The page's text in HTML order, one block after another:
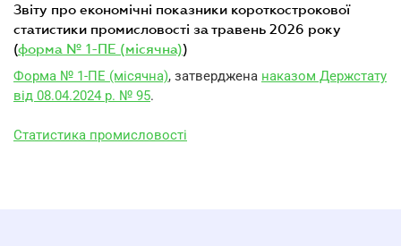
звіту про економічні показники короткострокової
статистики промисловості за травень 2026 року
(форма № 1-ПЕ (місячна))
Форма № 1-ПЕ (місячна), затверджена наказом Держстату
від 08.04.2024 р. № 95.
Статистика промисловості